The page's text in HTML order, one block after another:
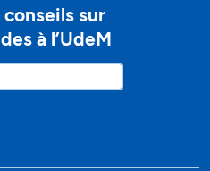
sur
à l’UdeM